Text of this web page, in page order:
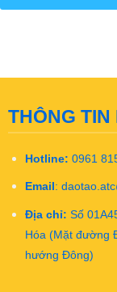
THÔNG TIN
Hotline: 0961
Email:
Địa chỉ: Số
Hóa (Mặt đường
hướng Đông)